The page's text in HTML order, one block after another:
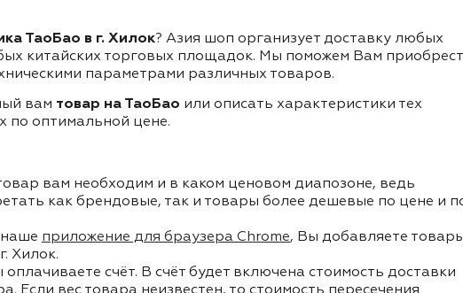
ТаоБао в г. Хилок? Азия шоп организует доставку любых
китайских торговых площадок. Мы поможем Вам
параметрами различных товаров.
вам товар на ТаоБао или описать характеристики тех
по оптимальной цене.
вам необходим и в каком ценовом диапозоне, ведь
как брендовые, так и товары более дешевые по цене и
наше приложение для браузера Chrome, Вы добавляете
Хилок.
счёт. В счёт будет включена стоимость доставки
Если вес товара неизвестен, то стоимость пересечения